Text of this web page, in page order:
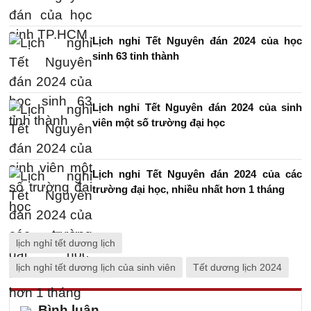
Lịch nghỉ Tết Nguyên đán 2024 của học
sinh 63 tỉnh thành
Lịch nghỉ Tết Nguyên đán 2024 của sinh
viên một số trường đại học
Lịch nghỉ Tết Nguyên đán 2024 của các
trường đại học, nhiều nhất hơn 1 tháng
lịch nghỉ tết dương lịch
lịch nghỉ tết dương lịch của sinh viên Tết dương lịch 2024